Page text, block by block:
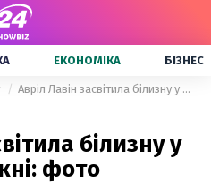
ЕКОНОМІКА БІЗНЕС
Авріл Лавін засвітила білизну у мереживній сукні: фото
білизну у
фото